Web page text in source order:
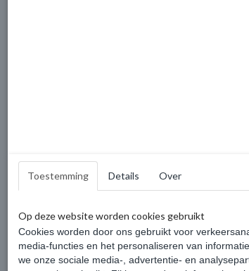
Toestemming Details Over
Op deze website worden cookies gebruikt
Cookies worden door ons gebruikt voor
media-functies en het personaliseren van
we onze sociale media-, advertentie- en